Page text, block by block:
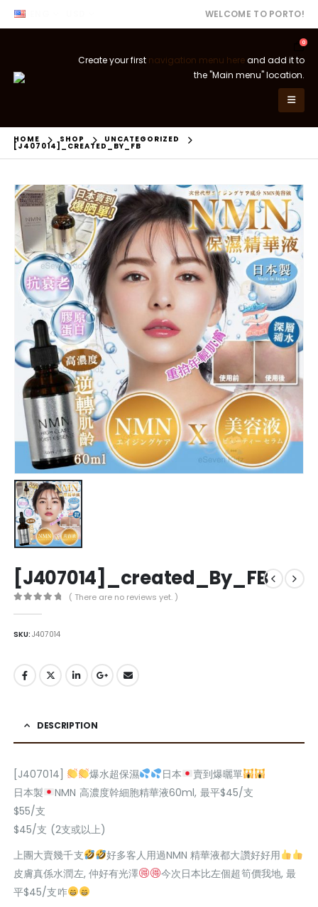
WELCOME TO PORTO!
0
Create your first navigation menu hereand add it to
the "Main menu" location.
HOME SHOP UNCATEGORIZED
[J407014]_CREATED_BY_FB
[J407014]_created_By_FB
( There are no reviews yet. )
SKU:J407014
DESCRIPTION
[J407014] 爆水超保濕 日本
賣到爆曬單
日本製
NMN 高濃度幹細胞精華液60ml, 最平$45/支
$55/支
$45/支 (2支或以上)
上團大賣幾千支
好多客人用過NMN 精華液都大讚好好用
皮膚真係水潤左, 仲好有光澤
今次日本比左個超筍價我地, 最
平$45/支咋